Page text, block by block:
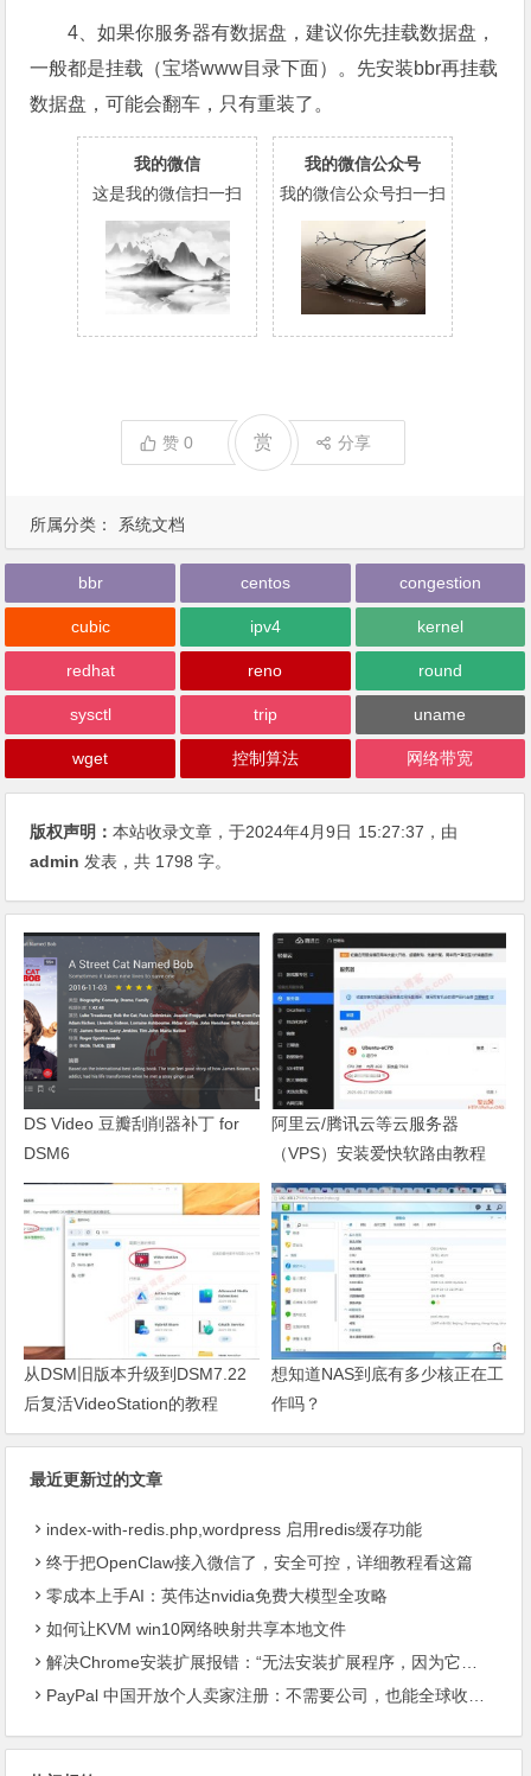
所属分类： 系统文档
4、如果你服务器有数据盘，建议你先挂载数据盘，
一般都是挂载（宝塔www目录下面）。先安装bbr再挂载
数据盘，可能会翻车，只有重装了。
我的微信
这是我的微信扫一扫
我的微信公众号
我的微信公众号扫一扫
赞0 赏 分享
bbr centos congestion
cubic ipv4 kernel
redhat reno round
sysctl trip uname
wget 控制算法 网络带宽
版权声明：本站收录文章，于2024年4月9日 15:27:37 ，由
admin 发表，共 1798 字。
DS Video 豆瓣刮削器补丁 for
DSM6
阿里云/腾讯云等云服务器
（VPS）安装爱快软路由教程
从DSM旧版本升级到DSM7.22
后复活VideoStation的教程
想知道NAS到底有多少核正在工
作吗？
最近更新过的文章
index-with-redis.php,wordpress 启用redis缓存功能
终于把OpenClaw接入微信了，安全可控，详细教程看这篇
零成本上手AI：英伟达nvidia免费大模型全攻略
如何让KVM win10网络映射共享本地文件
解决Chrome安装扩展报错：“无法安装扩展程序，因为它使用了不受支持的清单版本“
PayPal 中国开放个人卖家注册：不需要公司，也能全球收款了